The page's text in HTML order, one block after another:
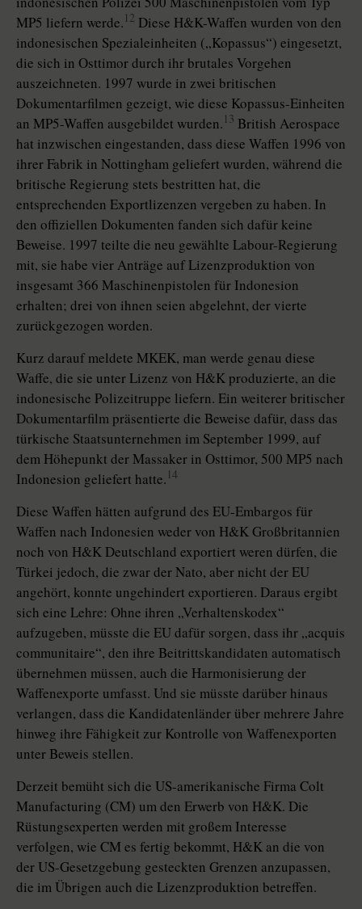
MP5 liefern werde. 12 Diese H&K-Waffen wurden von den
indonesischen Spezialeinheiten („Kopassus“) eingesetzt,
die sich in Osttimor durch ihr brutales Vorgehen
auszeichneten. 1997 wurde in zwei britischen
Dokumentarfilmen gezeigt, wie diese Kopassus-Einheiten
an MP5-Waffen ausgebildet wurden. 13 British Aerospace
hat inzwischen eingestanden, dass diese Waffen 1996 von
ihrer Fabrik in Nottingham geliefert wurden, während die
britische Regierung stets bestritten hat, die
entsprechenden Exportlizenzen vergeben zu haben. In
den offiziellen Dokumenten fanden sich dafür keine
Beweise. 1997 teilte die neu gewählte Labour-Regierung
mit, sie habe vier Anträge auf Lizenzproduktion von
insgesamt 366 Maschinenpistolen für Indonesion
erhalten; drei von ihnen seien abgelehnt, der vierte
zurückgezogen worden.
Kurz darauf meldete MKEK, man werde genau diese
Waffe, die sie unter Lizenz von H&K produzierte, an die
indonesische Polizeitruppe liefern. Ein weiterer britischer
Dokumentarfilm präsentierte die Beweise dafür, dass das
türkische Staatsunternehmen im September 1999, auf
dem Höhepunkt der Massaker in Osttimor, 500 MP5 nach
Indonesion geliefert hatte. 14
Diese Waffen hätten aufgrund des EU-Embargos für
Waffen nach Indonesien weder von H&K Großbritannien
noch von H&K Deutschland exportiert weren dürfen, die
Türkei jedoch, die zwar der Nato, aber nicht der EU
angehört, konnte ungehindert exportieren. Daraus ergibt
sich eine Lehre: Ohne ihren „Verhaltenskodex“
aufzugeben, müsste die EU dafür sorgen, dass ihr „acquis
communitaire“, den ihre Beitrittskandidaten automatisch
übernehmen müssen, auch die Harmonisierung der
Waffenexporte umfasst. Und sie müsste darüber hinaus
verlangen, dass die Kandidatenländer über mehrere Jahre
hinweg ihre Fähigkeit zur Kontrolle von Waffenexporten
unter Beweis stellen.
Derzeit bemüht sich die US-amerikanische Firma Colt
Manufacturing (CM) um den Erwerb von H&K. Die
Rüstungsexperten werden mit großem Interesse
verfolgen, wie CM es fertig bekommt, H&K an die von
der US-Gesetzgebung gesteckten Grenzen anzupassen,
die im Übrigen auch die Lizenzproduktion betreffen.